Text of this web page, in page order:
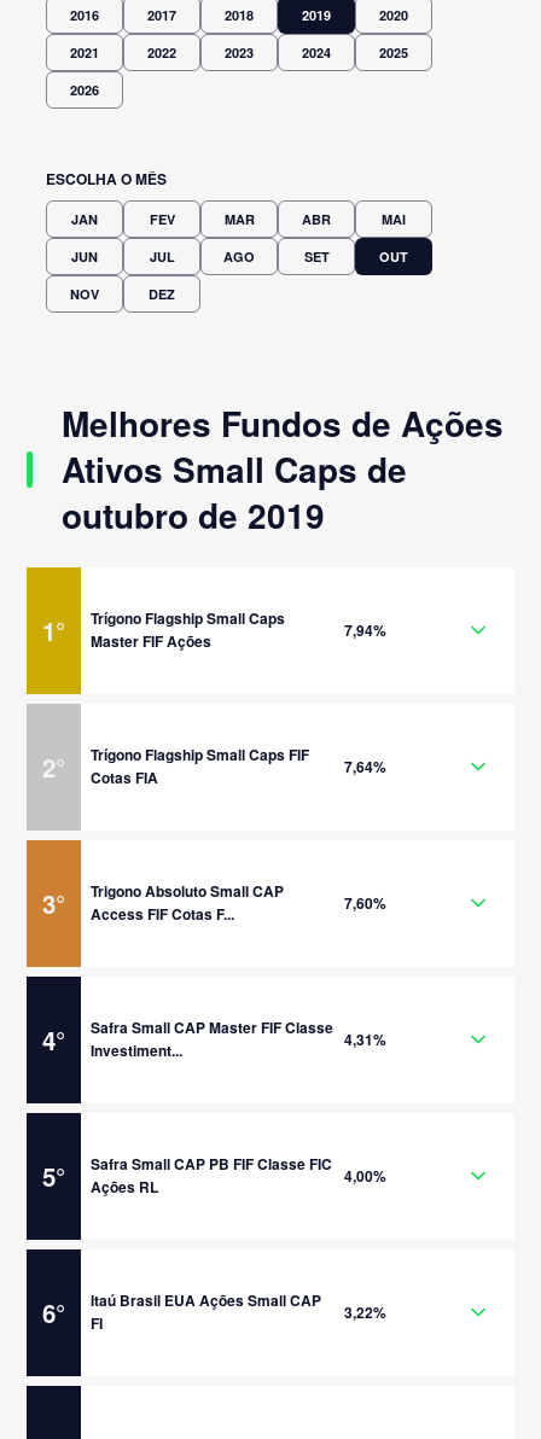
2016 2017 2018 2019 2020
2021 2022 2023 2024 2025
2026
ESCOLHA O MÊS
JAN FEV MAR ABR MAI
JUN JUL AGO SET OUT
NOV DEZ
Melhores Fundos de Ações
Ativos Small Caps de
outubro de 2019
1°
Trígono Flagship Small Caps
Master FIF Ações
7,94%
2°
Trígono Flagship Small Caps FIF
Cotas FIA
7,64%
3°
Trigono Absoluto Small CAP
Access FIF Cotas F...
7,60%
4°
Safra Small CAP Master FIF Classe
Investiment...
4,31%
5°
Safra Small CAP PB FIF Classe FIC
Ações RL
4,00%
6°
Itaú Brasil EUA Ações Small CAP
FI
3,22%